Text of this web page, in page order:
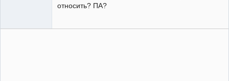
относить? ПА?